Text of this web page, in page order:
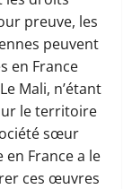
preuve, les
peuvent
en France
Mali, n’étant
le territoire
sœur
France a le
ces œuvres